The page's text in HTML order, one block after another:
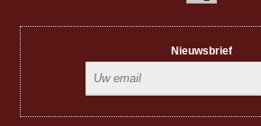
Nieuwsbrief